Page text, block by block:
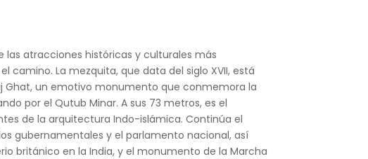
las atracciones históricas y culturales más
camino. La mezquita, que data del siglo XVII, está
Ghat, un emotivo monumento que conmemora la
por el Qutub Minar. A sus 73 metros, es el
de la arquitectura Indo-islámica. Continúa el
gubernamentales y el parlamento nacional, así
británico en la India, y el monumento de la Marcha